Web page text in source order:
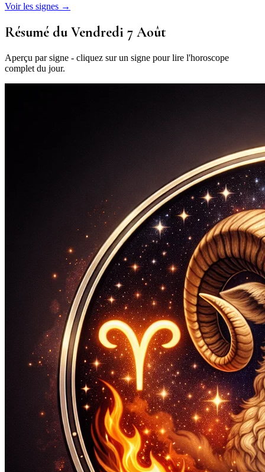
Voir les signes →
Résumé du Vendredi 7 Août
Aperçu par signe - cliquez sur un signe pour lire l'horoscope
complet du jour.